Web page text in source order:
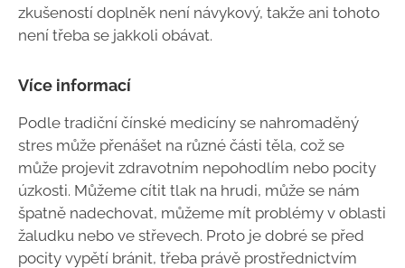
zkušeností doplněk není návykový, takže ani tohoto
není třeba se jakkoli obávat.
Více informací
Podle tradiční čínské medicíny se nahromaděný
stres může přenášet na různé části těla, což se
může projevit zdravotním nepohodlím nebo pocity
úzkosti. Můžeme cítit tlak na hrudi, může se nám
špatně nadechovat, můžeme mít problémy v oblasti
žaludku nebo ve střevech. Proto je dobré se před
pocity vypětí bránit, třeba právě prostřednictvím